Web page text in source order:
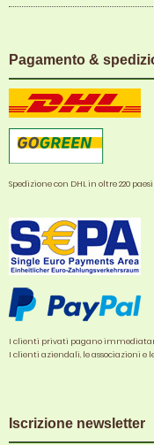
Pagamento &
Spedizione con DHL in oltre 220
I clienti privati pagano
I clienti aziendali, le associazioni e
Iscrizione newsletter